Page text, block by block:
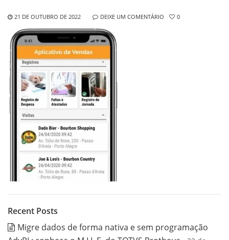
21 DE OUTUBRO DE 2022 DEIXE UM COMENTÁRIO 0
Recent Posts
Migre dados de forma nativa e sem programação